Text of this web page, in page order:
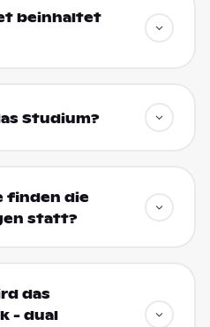
beinhaltet
Studium?
finden die
statt?
das
- dual